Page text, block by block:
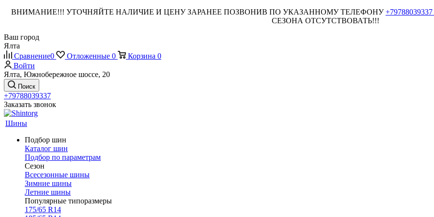
ВНИМАНИЕ!!! УТОЧНЯЙТЕ НАЛИЧИЕ И ЦЕНУ ЗАРАНЕЕ ПОЗВОНИВ ПО УКАЗАННОМУ ТЕЛЕФОНУ+79788039337
СЕЗОНА ОТСУТСТВОВАТЬ!!!
Ваш город
Ялта
Сравнение0 Отложенные 0 Корзина 0
Войти
Ялта, Южнобережное шоссе, 20
Поиск
+79788039337
Заказать звонок
Шины
Подбор шин
Каталог шин
Подбор по параметрам
Сезон
Всесезонные шины
Зимние шины
Летние шины
Популярные типоразмеры
175/65 R14